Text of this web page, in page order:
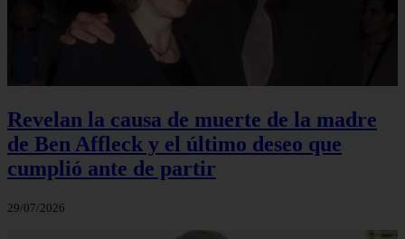
Revelan la causa de muerte de la madre
de Ben Affleck y el último deseo que
cumplió ante de partir
29/07/2026